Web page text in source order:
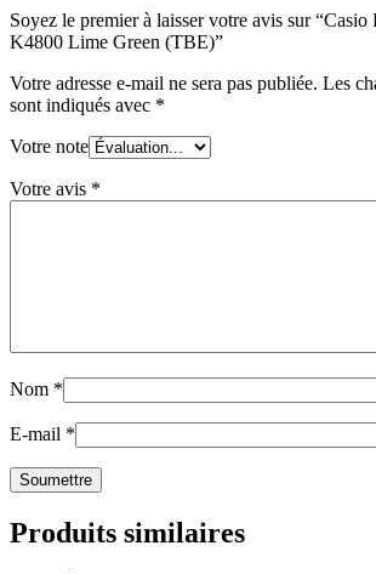
Soyez le premier à laisser votre avis sur
K4800 Lime Green (TBE)”
Votre adresse e-mail ne sera pas publiée. Les
sont indiqués avec *
Votre note
Votre avis *
Nom *
E-mail *
Produits similaires